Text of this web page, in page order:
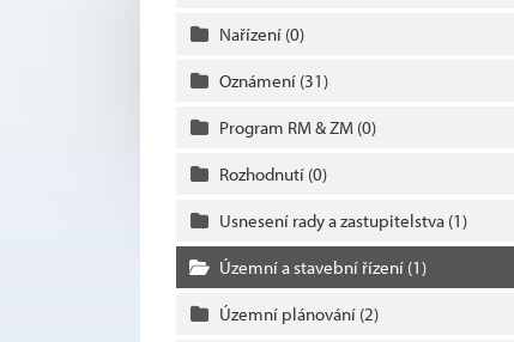
Nařízení (0)
Oznámení (31)
Program RM & ZM (0)
Rozhodnutí (0)
Usnesení rady a zastupitelstva (1)
Územní a stavební řízení (1)
Územní plánování (2)